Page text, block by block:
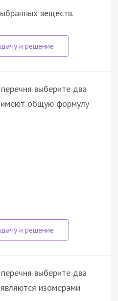
веществ.
выберите два
имеют общую формулу
выберите два
изомерами